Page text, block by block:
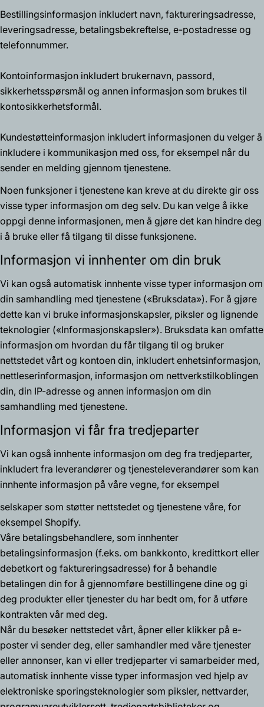
Bestillingsinformasjon inkludert navn, faktureringsadresse,
leveringsadresse, betalingsbekreftelse, e-postadresse og
telefonnummer.
Kontoinformasjon inkludert brukernavn, passord,
sikkerhetsspørsmål og annen informasjon som brukes til
kontosikkerhetsformål.
Kundestøtteinformasjon inkludert informasjonen du velger å
inkludere i kommunikasjon med oss, for eksempel når du
sender en melding gjennom tjenestene.
Noen funksjoner i tjenestene kan kreve at du direkte gir oss
visse typer informasjon om deg selv. Du kan velge å ikke
oppgi denne informasjonen, men å gjøre det kan hindre deg
i å bruke eller få tilgang til disse funksjonene.
Informasjon vi innhenter om din bruk
Vi kan også automatisk innhente visse typer informasjon om
din samhandling med tjenestene («Bruksdata»). For å gjøre
dette kan vi bruke informasjonskapsler, piksler og lignende
teknologier («Informasjonskapsler»). Bruksdata kan omfatte
informasjon om hvordan du får tilgang til og bruker
nettstedet vårt og kontoen din, inkludert enhetsinformasjon,
nettleserinformasjon, informasjon om nettverkstilkoblingen
din, din IP-adresse og annen informasjon om din
samhandling med tjenestene.
Informasjon vi får fra tredjeparter
Vi kan også innhente informasjon om deg fra tredjeparter,
inkludert fra leverandører og tjenesteleverandører som kan
innhente informasjon på våre vegne, for eksempel
selskaper som støtter nettstedet og tjenestene våre, for
eksempel Shopify.
Våre betalingsbehandlere, som innhenter
betalingsinformasjon (f.eks. om bankkonto, kredittkort eller
debetkort og faktureringsadresse) for å behandle
betalingen din for å gjennomføre bestillingene dine og gi
deg produkter eller tjenester du har bedt om, for å utføre
kontrakten vår med deg.
Når du besøker nettstedet vårt, åpner eller klikker på e-
poster vi sender deg, eller samhandler med våre tjenester
eller annonser, kan vi eller tredjeparter vi samarbeider med,
automatisk innhente visse typer informasjon ved hjelp av
elektroniske sporingsteknologier som piksler, nettvarder,